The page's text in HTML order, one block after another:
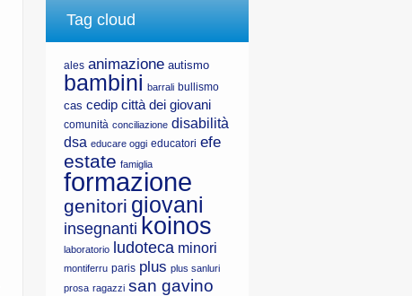
Tag cloud
ales animazione autismo
bambini barrali bullismo
cas cedip città dei giovani
comunità conciliazione disabilità
dsa educare oggi educatori efe
estate famiglia
formazione
genitori giovani
insegnanti koinos
laboratorio ludoteca minori
montiferru paris plus plus sanluri
prosa ragazzi san gavino